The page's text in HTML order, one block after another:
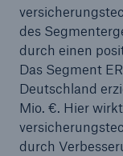
des
durch einen
Das Segment
Deutschland
Mio. €. Hier
durch